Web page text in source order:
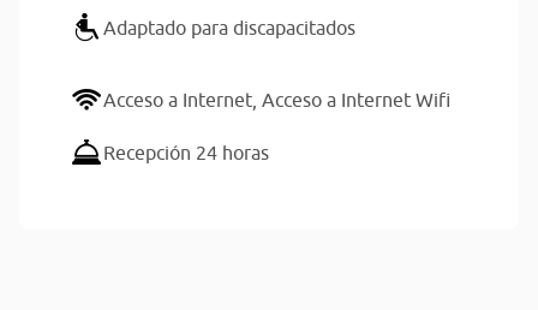
Adaptado para discapacitados
Acceso a Internet, Acceso a Internet Wifi
Recepción 24 horas